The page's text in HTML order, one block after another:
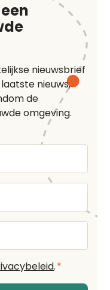
een
nieuwsbrief
nieuws,
de
omgeving.
.*